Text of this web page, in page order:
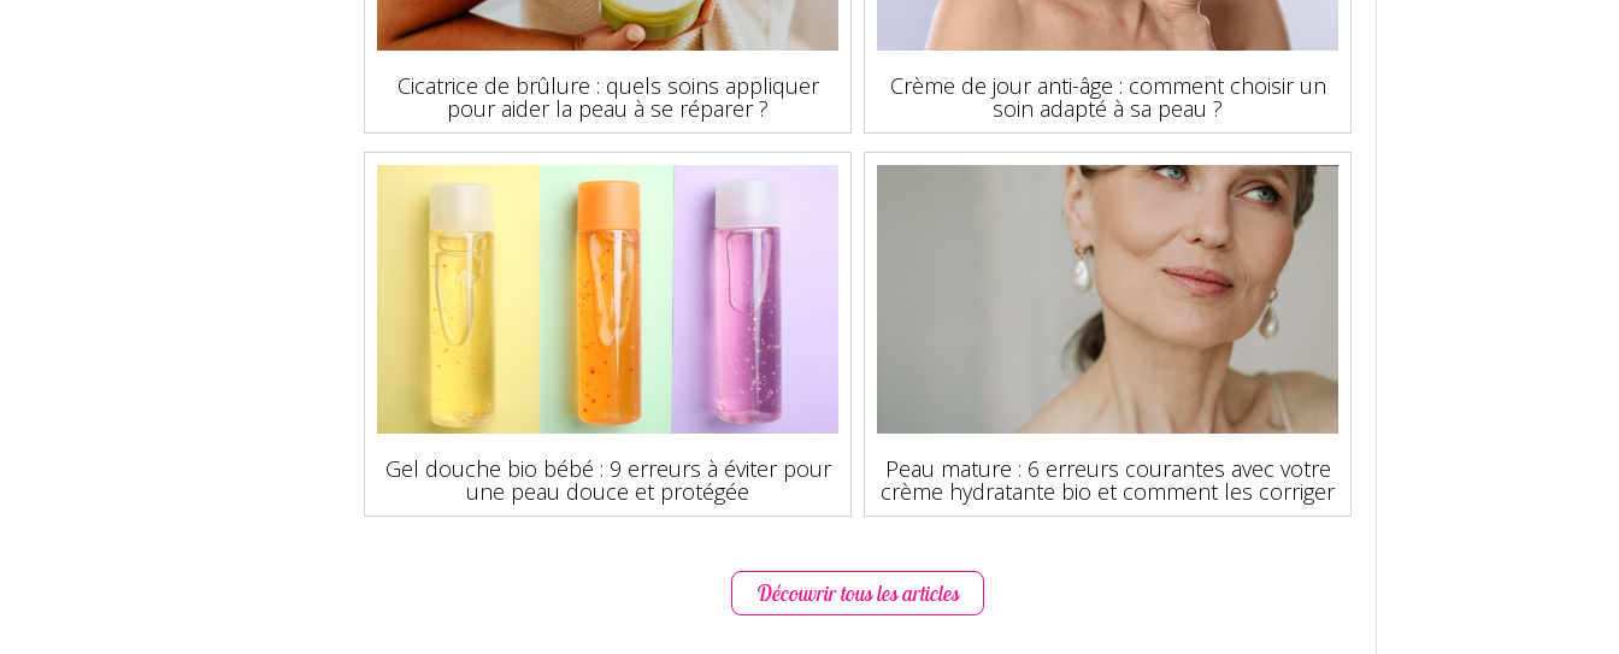
Cicatrice de brûlure : quels soins appliquer
pour aider la peau à se réparer ?
Crème de jour anti-âge : comment choisir un
soin adapté à sa peau ?
Gel douche bio bébé : 9 erreurs à éviter pour
une peau douce et protégée
Peau mature : 6 erreurs courantes avec votre
crème hydratante bio et comment les corriger
Découvrir tous les articles